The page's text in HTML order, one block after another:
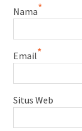
Nama*
Email*
Situs Web